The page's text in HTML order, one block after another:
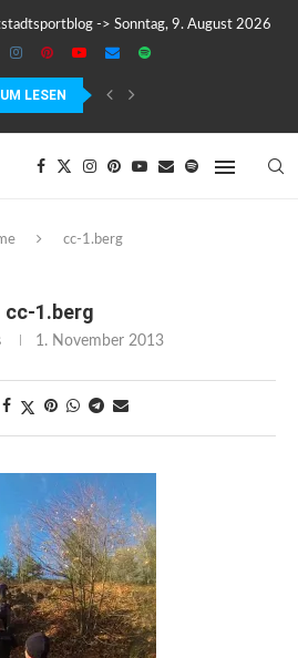
-> Sonntag, 9. August 2026
LESEN
42,195 KILOMETER PURE VERRÜCKTHEIT,
cc-1.berg
cc-1.berg
1. November 2013